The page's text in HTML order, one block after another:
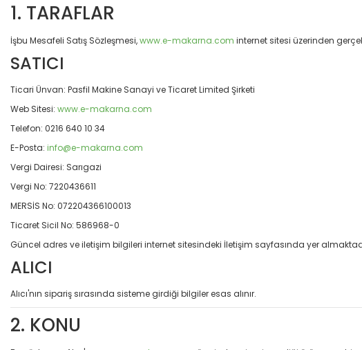
1. TARAFLAR
İşbu Mesafeli Satış Sözleşmesi,www.e-makarna.com internet sitesi üzerinden
SATICI
Ticari Ünvan: Pasfil Makine Sanayi ve Ticaret Limited Şirketi
Web Sitesi: www.e-makarna.com
Telefon: 0216 640 10 34
E-Posta: info@e-makarna.com
Vergi Dairesi: Sarıgazi
Vergi No: 7220436611
MERSİS No: 072204366100013
Ticaret Sicil No: 586968-0
Güncel adres ve iletişim bilgileri internet sitesindeki İletişim sayfasında yer
ALICI
Alıcı'nın sipariş sırasında sisteme girdiği bilgiler esas alınır.
2. KONU